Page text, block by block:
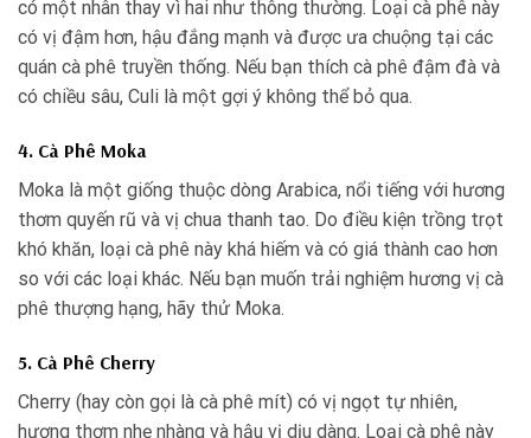
có một nhân thay vì hai như thông thường. Loại cà phê này
có vị đậm hơn, hậu đắng mạnh và được ưa chuộng tại các
quán cà phê truyền thống. Nếu bạn thích cà phê đậm đà và
có chiều sâu, Culi là một gợi ý không thể bỏ qua.
4. Cà Phê Moka
Moka là một giống thuộc dòng Arabica, nổi tiếng với hương
thơm quyến rũ và vị chua thanh tao. Do điều kiện trồng trọt
khó khăn, loại cà phê này khá hiếm và có giá thành cao hơn
so với các loại khác. Nếu bạn muốn trải nghiệm hương vị cà
phê thượng hạng, hãy thử Moka.
5. Cà Phê Cherry
Cherry (hay còn gọi là cà phê mít) có vị ngọt tự nhiên,
hương thơm nhẹ nhàng và hậu vị dịu dàng. Loại cà phê này